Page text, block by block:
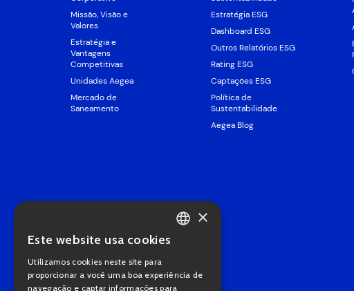
Missão, Visão e
Valores
Estratégia e
Vantagens
Competitivas
Unidades Aegea
Mercado de
Saneamento
Estratégia ESG
Dashboard ESG
Outros Relatórios ESG
Rating ESG
Captações ESG
Política de
Sustentabilidade
Aegea Blog
PORTUGUESE
×
Este website usa cookies
Utilizamos cookies neste site para
proporcionar a você uma boa experiência de
navegação e captar informações para